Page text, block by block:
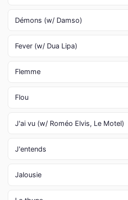
Démons (w/ Damso)
Fever (w/ Dua Lipa)
Flemme
Flou
J'ai vu (w/ Roméo Elvis, Le Motel)
J'entends
Jalousie